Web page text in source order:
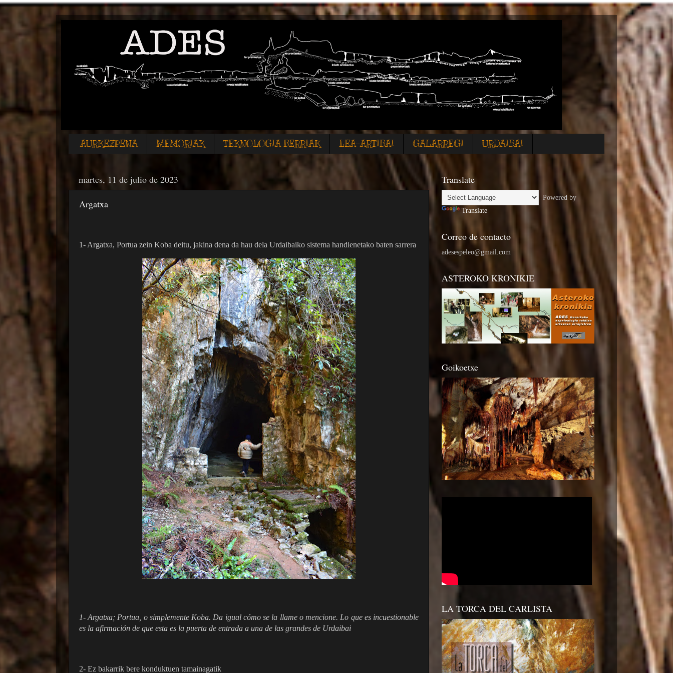
AURKEZPENA MEMORIAK TEKNOLOGIA BERRIAK LEA-ARTIBAI GALARREGI URDAIBAI
martes, 11 de julio de 2023
Argatxa
1- Argatxa, Portua zein Koba deitu, jakina dena da hau dela Urdaibaiko sistema handienetako baten sarrera
1- Argatxa; Portua, o simplemente Koba. Da igual cómo se la llame o mencione. Lo que es incuestionable
es la afirmación de que esta es la puerta de entrada a una de las grandes de Urdaibai
2- Ez bakarrik bere konduktuen tamainagatik
Translate
Powered by
Translate
Correo de contacto
adesespeleo@gmail.com
ASTEROKO KRONIKIE
Goikoetxe
LA TORCA DEL CARLISTA